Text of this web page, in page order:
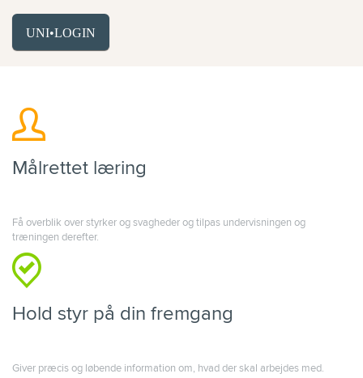
UNI•LOGIN
Målrettet læring
Få overblik over styrker og svagheder og tilpas undervisningen og
træningen derefter.
Hold styr på din fremgang
Giver præcis og løbende information om, hvad der skal arbejdes med.